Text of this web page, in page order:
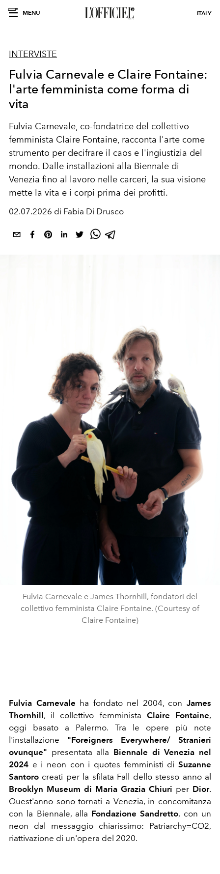
MENU ITALY
INTERVISTE
Fulvia Carnevale e Claire Fontaine:
l'arte femminista come forma di
vita
Fulvia Carnevale, co-fondatrice del collettivo
femminista Claire Fontaine, racconta l'arte come
strumento per decifrare il caos e l'ingiustizia del
mondo. Dalle installazioni alla Biennale di
Venezia fino al lavoro nelle carceri, la sua visione
mette la vita e i corpi prima dei profitti.
02.07.2026 di Fabia Di Drusco
Fulvia Carnevale e James Thornhill, fondatori del
collettivo femminista Claire Fontaine. (Courtesy of
Claire Fontaine)
Fulvia Carnevale ha fondato nel 2004, conJames
Thornhill, il collettivo femminista Claire Fontaine,
oggi basato a Palermo. Tra le opere più note
l'installazione "Foreigners Everywhere/ Stranieri
ovunque" presentata alla Biennale di Venezia nel
2024 e i neon con i quotes femministi di Suzanne
Santoro creati per la sfilata Fall dello stesso anno al
Brooklyn Museum di Maria Grazia Chiuri per Dior.
Quest'anno sono tornati a Venezia, in concomitanza
con la Biennale, alla Fondazione Sandretto, con un
neon dal messaggio chiarissimo: Patriarchy=CO2,
riattivazione di un'opera del 2020.